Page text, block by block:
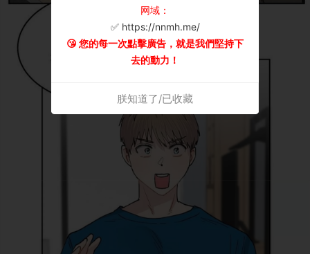
网域：
✅ https://nnmh.me/
😘 您的每一次點擊廣告，就是我們堅持下
去的動力！
朕知道了/已收藏